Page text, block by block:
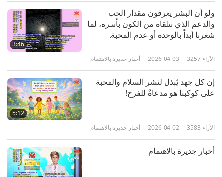
3:46
ولو أن البشر يعرفون مقدار الحب
والدعم الذي نتلقاه من الكون بأسره، لما
شعرنا أبداً بالوحدة أو عدم المحبة.
أخبار جديرة بالاهتمام 2026-04-03 3257 الآراء
5:12
إن كل جهد يُبذل لنشر السلام والمحبة
على كوكبنا هو مدعاةٌ للفرح!
أخبار جديرة بالاهتمام 2026-04-02 3583 الآراء
أخبار جديرة بالاهتمام